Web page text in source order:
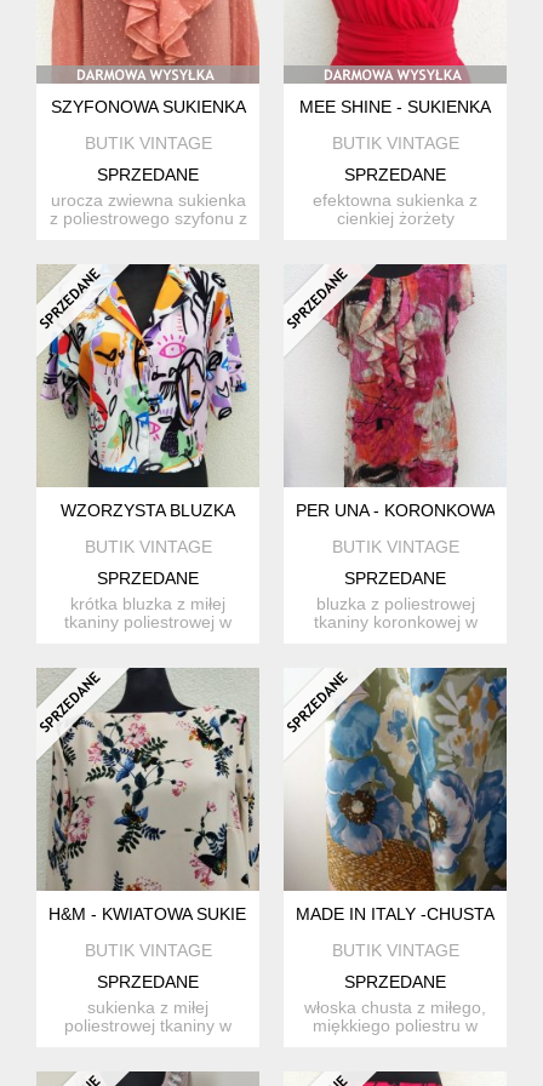
SZYFONOWA SUKIENKA
BUTIK VINTAGE
SPRZEDANE
urocza zwiewna sukienka
z poliestrowego szyfonu z
MEE SHINE - SUKIENKA
BUTIK VINTAGE
SPRZEDANE
efektowna sukienka z
cienkiej żorżety
WZORZYSTA BLUZKA
BUTIK VINTAGE
SPRZEDANE
krótka bluzka z miłej
tkaniny poliestrowej w
PER UNA - KORONKOWA
BUTIK VINTAGE
SPRZEDANE
bluzka z poliestrowej
tkaniny koronkowej w
H&M - KWIATOWA SUKIENKA
BUTIK VINTAGE
SPRZEDANE
sukienka z miłej
poliestrowej tkaniny w
MADE IN ITALY -CHUSTA
BUTIK VINTAGE
SPRZEDANE
włoska chusta z miłego,
miękkiego poliestru w